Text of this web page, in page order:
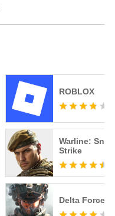
ROBLOX
Warline:
Strike
Delta Force